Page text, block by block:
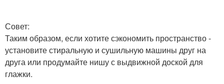
Совет:
Таким образом, если хотите сэкономить пространство -
установите стиральную и сушильную машины друг на
друга или продумайте нишу с выдвижной доской для
глажки.